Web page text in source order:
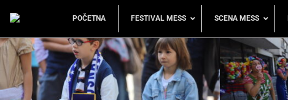
POČETNA FESTIVAL MESS SCENA MESS